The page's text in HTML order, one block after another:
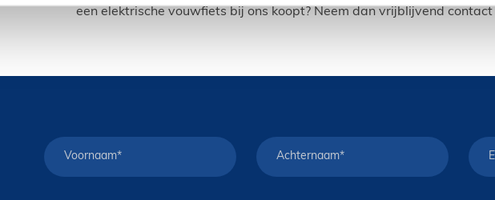
een elektrische vouwfiets bij ons koopt? Neem dan vrijblijvend